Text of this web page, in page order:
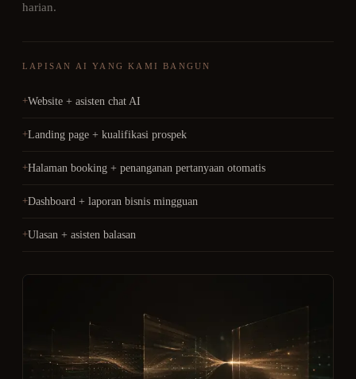
harian.
LAPISAN AI YANG KAMI BANGUN
Website + asisten chat AI
Landing page + kualifikasi prospek
Halaman booking + penanganan pertanyaan otomatis
Dashboard + laporan bisnis mingguan
Ulasan + asisten balasan